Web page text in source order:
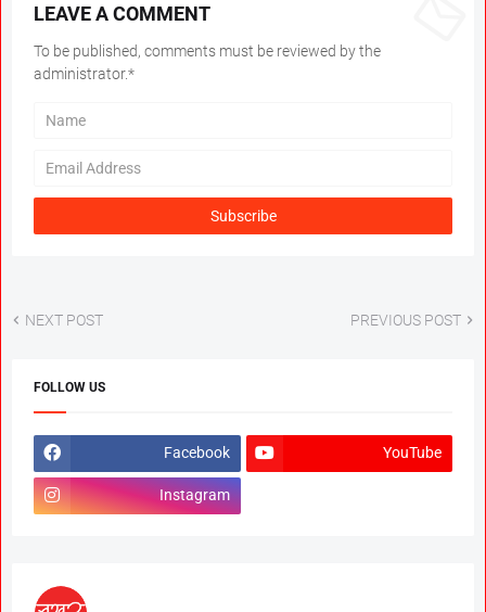
LEAVE A COMMENT
To be published, comments must be reviewed by the
administrator.*
NEXT POST PREVIOUS POST
FOLLOW US
Facebook YouTube
Instagram